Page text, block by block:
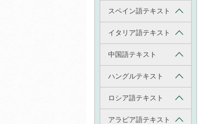
スペイン語テキスト
イタリア語テキスト
中国語テキスト
ハングルテキスト
ロシア語テキスト
アラビア語テキスト